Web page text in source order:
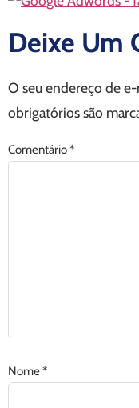
Deixe Um
O seu endereço de
obrigatórios são
Comentário*
Nome*